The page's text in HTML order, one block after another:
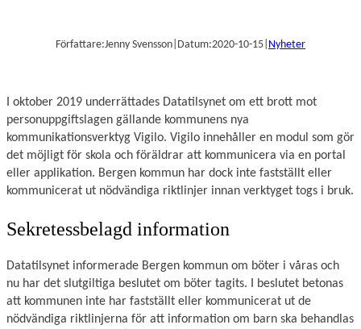
Författare:Jenny Svensson Datum:2020-10-15 Nyheter
I oktober 2019 underrättades Datatilsynet om ett brott mot
personuppgiftslagen gällande kommunens nya
kommunikationsverktyg Vigilo. Vigilo innehåller en modul som gör
det möjligt för skola och föräldrar att kommunicera via en portal
eller applikation. Bergen kommun har dock inte fastställt eller
kommunicerat ut nödvändiga riktlinjer innan verktyget togs i bruk.
Sekretessbelagd information
Datatilsynet informerade Bergen kommun om böter i våras och
nu har det slutgiltiga beslutet om böter tagits. I beslutet betonas
att kommunen inte har fastställt eller kommunicerat ut de
nödvändiga riktlinjerna för att information om barn ska behandlas